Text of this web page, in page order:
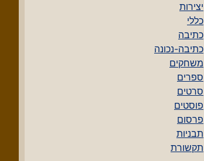
יצירות
כללי
כתיבה
כתיבה-נכונה
משחקים
ספרים
סרטים
פוסטים
פרסום
תבניות
תקשורת